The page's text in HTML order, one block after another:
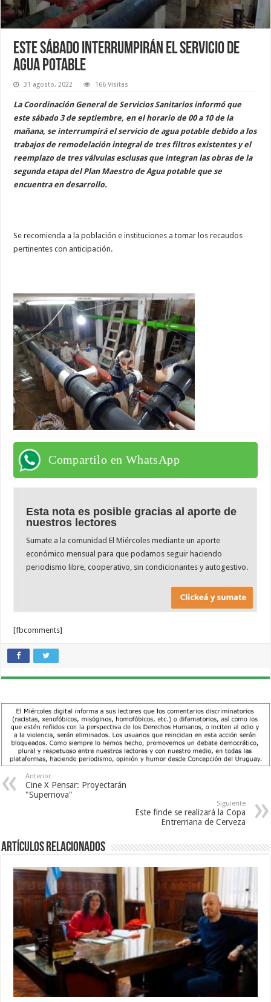
Este sábado interrumpirán el servicio de
agua potable
31 agosto, 2022 166 Visitas
La Coordinación General de Servicios Sanitarios informó que
este sábado 3 de septiembre, en el horario de 00 a 10 de la
mañana, se interrumpirá el servicio de agua potable debido a los
trabajos de remodelación integral de tres filtros existentes y el
reemplazo de tres válvulas esclusas que integran las obras de la
segunda etapa del Plan Maestro de Agua potable que se
encuentra en desarrollo.
Se recomienda a la población e instituciones a tomar los recaudos
pertinentes con anticipación.
Compartilo en WhatsApp
Esta nota es posible gracias al aporte de
nuestros lectores
Sumate a la comunidad El Miércoles mediante un aporte
económico mensual para que podamos seguir haciendo
periodismo libre, cooperativo, sin condicionantes y autogestivo.
[fbcomments]
Anterior
Cine X Pensar: Proyectarán
"Supernova"
Siguiente
Este finde se realizará la Copa
Entrerriana de Cerveza
Artículos Relacionados